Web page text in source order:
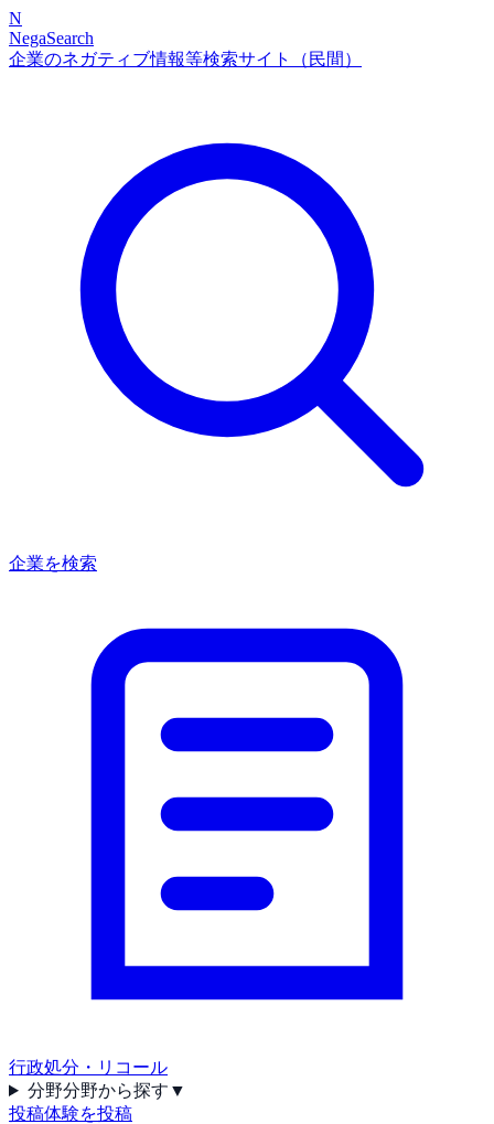
N
NegaSearch
企業のネガティブ情報等検索サイト（民間）
企業を検索
行政処分・リコール
分野分野から探す ▼
投稿体験を投稿